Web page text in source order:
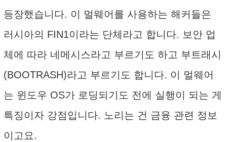
등장했습니다. 이 멀웨어를 사용하는 해커들은
러시아의 FIN1이라는 단체라고 합니다. 보안 업
체에 따라 네메시스라고 부르기도 하고 부트래시
(BOOTRASH)라고 부르기도 합니다. 이 멀웨어
는 윈도우 OS가 로딩되기도 전에 실행이 되는 게
특징이자 강점입니다. 노리는 건 금융 관련 정보
이고요.